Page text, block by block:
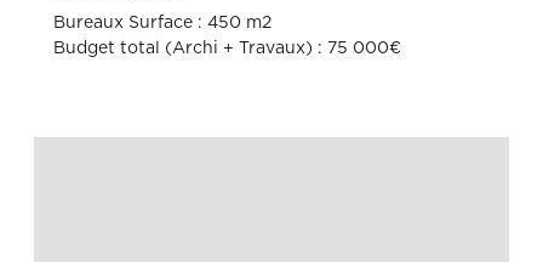
Bureaux Surface : 450 m2
Budget total (Archi + Travaux) : 75 000€